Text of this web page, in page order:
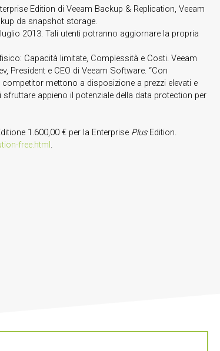
Edition di Veeam Backup & Replication, Veeam
da snapshot storage.
2013. Tali utenti potranno aggiornare la propria
Capacità limitate, Complessità e Costi. Veeam
President e CEO di Veeam Software. “Con
mettono a disposizione a prezzi elevati e
appieno il potenziale della data protection per
1.600,00 € per la Enterprise Plus Edition.
free.html .